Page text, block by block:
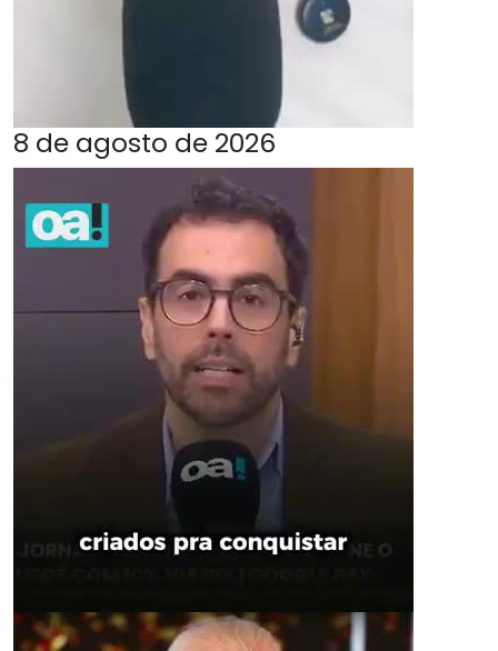
8 de agosto de 2026